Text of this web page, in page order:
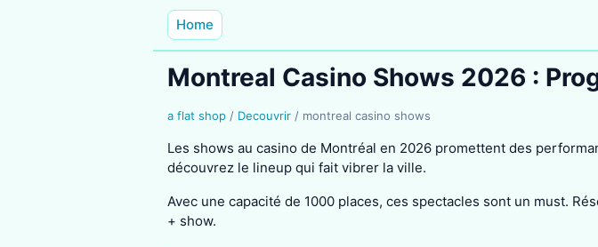
Home
Montreal Casino Shows 2026 :
a flat shop / Decouvrir / montreal casino shows
Les shows au casino de Montréal en 2026 promettent des
découvrez le lineup qui fait vibrer la ville.
Avec une capacité de 1000 places, ces spectacles sont un must.
+ show.